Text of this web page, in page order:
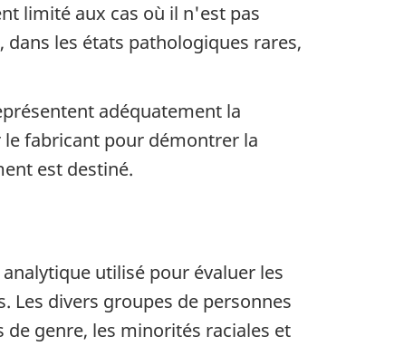
limité aux cas où il n'est pas
les états pathologiques rares,
adéquatement la
le fabricant pour démontrer la
est destiné.
utilisé pour évaluer les
Les divers groupes de personnes
genre, les minorités raciales et